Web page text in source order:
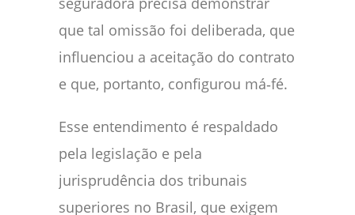
que tal omissão foi deliberada, que
influenciou a aceitação do contrato
e que, portanto, configurou má‑fé.
Esse entendimento é respaldado
pela legislação e pela
jurisprudência dos tribunais
superiores no Brasil, que exigem